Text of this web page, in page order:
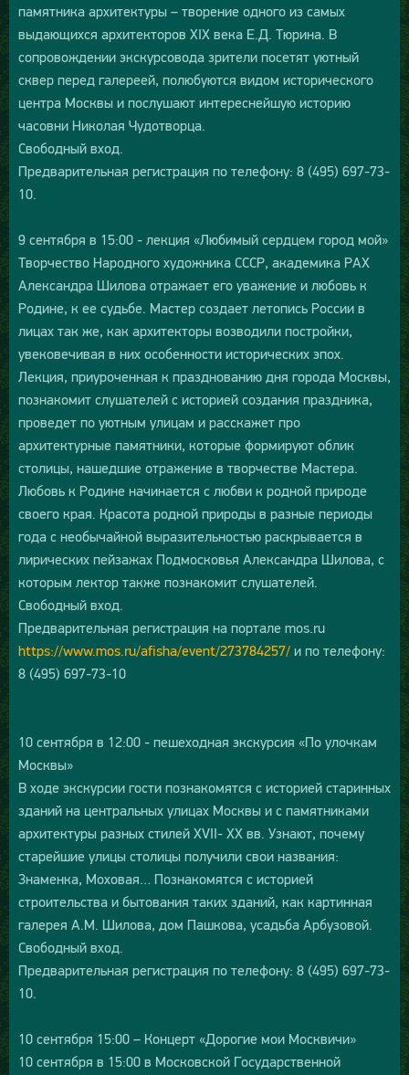
памятника архитектуры – творение одного из самых
выдающихся архитекторов XIX века Е.Д. Тюрина. В
сопровождении экскурсовода зрители посетят уютный
сквер перед галереей, полюбуются видом исторического
центра Москвы и послушают интереснейшую историю
часовни Николая Чудотворца.
Свободный вход.
Предварительная регистрация по телефону: 8 (495) 697-73-
10.
9 сентября в 15:00 - лекция «Любимый сердцем город мой»
Творчество Народного художника СССР, академика РАХ
Александра Шилова отражает его уважение и любовь к
Родине, к ее судьбе. Мастер создает летопись России в
лицах так же, как архитекторы возводили постройки,
увековечивая в них особенности исторических эпох.
Лекция, приуроченная к празднованию дня города Москвы,
познакомит слушателей с историей создания праздника,
проведет по уютным улицам и расскажет про
архитектурные памятники, которые формируют облик
столицы, нашедшие отражение в творчестве Мастера.
Любовь к Родине начинается с любви к родной природе
своего края. Красота родной природы в разные периоды
года с необычайной выразительностью раскрывается в
лирических пейзажах Подмосковья Александра Шилова, с
которым лектор также познакомит слушателей.
Свободный вход.
Предварительная регистрация на портале mos.ru
https://www.mos.ru/afisha/event/273784257/ и по телефону:
8 (495) 697-73-10
10 сентября в 12:00 - пешеходная экскурсия «По улочкам
Москвы»
В ходе экскурсии гости познакомятся с историей старинных
зданий на центральных улицах Москвы и с памятниками
архитектуры разных стилей XVII- XX вв. Узнают, почему
старейшие улицы столицы получили свои названия:
Знаменка, Моховая… Познакомятся с историей
строительства и бытования таких зданий, как картинная
галерея А.М. Шилова, дом Пашкова, усадьба Арбузовой.
Свободный вход.
Предварительная регистрация по телефону: 8 (495) 697-73-
10.
10 сентября 15:00 – Концерт «Дорогие мои Москвичи»
10 сентября в 15:00 в Московской Государственной